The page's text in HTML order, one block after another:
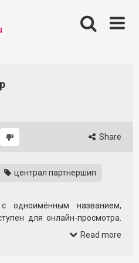
Share
централ партнершип
одноимённым названием,
для онлайн-просмотра.
составить собственное
Read more